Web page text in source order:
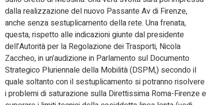
dalla realizzazione del nuovo Passante Av di Firenze,
anche senza sestuplicamento della rete. Una frenata,
questa, rispetto alle indicazioni giunte dal presidente
dell’Autorità per la Regolazione dei Trasporti, Nicola
Zaccheo, in un’audizione in Parlamento sul Documento
Strategico Pluriennale della Mobilità (DSPM,) secondo il
quale soltanto con il sestuplicamento si potranno risolvere
i problemi di saturazione sulla Direttissima Roma-Firenze e